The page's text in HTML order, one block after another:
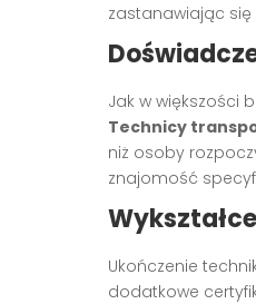
zastanawiając
Jak w większości
Technicy
niż osoby
znajomość
Ukończenie
dodatkowe